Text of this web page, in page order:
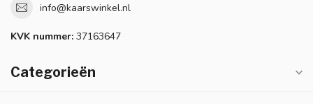
info@kaarswinkel.nl
KVK nummer: 37163647
Categorieën